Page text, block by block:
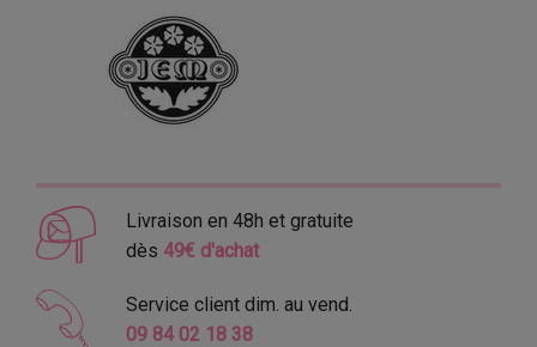
Livraison en 48h et gratuite
dès 49€ d'achat
Service client dim. au vend.
09 84 02 18 38